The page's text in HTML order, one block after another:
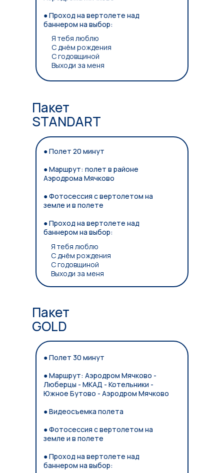
Пакет
STANDART
Я тебя люблю
С днём рождения
С годовщиной
Выходи за меня
● Полет 20 минут
● Маршрут: полет в районе
Аэродрома Мячково
● Фотосессия с вертолетом на
земле и в полете
● Проход на вертолете над
баннером на выбор:
Пакет
GOLD
● Полет 30 минут
● Маршрут: Аэродром Мячково -
Люберцы - МКАД - Котельники -
Южное Бутово - Аэродром Мячково
● Видеосъемка полета
● Фотосессия с вертолетом на
земле и в полете
● Проход на вертолете над
баннером на выбор:
Я тебя люблю
С днём рождения
С годовщиной
Выходи за меня
● Проход на вертолете над
баннером на выбор: